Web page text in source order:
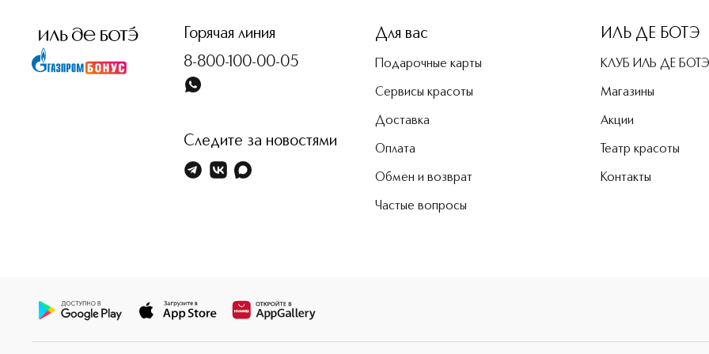
Горячая линия
8-800-100-00-05
Следите за новостями
Для вас
Подарочные карты
Сервисы красоты
Доставка
Оплата
Обмен и возврат
Частые вопросы
ИЛЬ ДЕ БОТЭ
КЛУБ ИЛЬ ДЕ БОТЭ
Магазины
Акции
Театр красоты
Контакты